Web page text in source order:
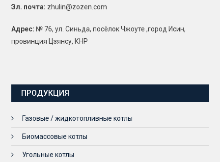
Эл. почта: zhulin@zozen.com
Адрес: № 76, ул. Синьда, посёлок Чжоуте ,город Исин,
провинция Цзянсу, КНР
ПРОДУКЦИЯ
Газовые / жидкотопливные котлы
Биомассовые котлы
Угольные котлы